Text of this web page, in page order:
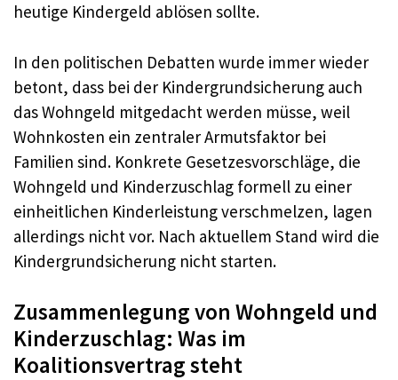
heutige Kindergeld ablösen sollte.
In den politischen Debatten wurde immer wieder
betont, dass bei der Kindergrundsicherung auch
das Wohngeld mitgedacht werden müsse, weil
Wohnkosten ein zentraler Armutsfaktor bei
Familien sind. Konkrete Gesetzesvorschläge, die
Wohngeld und Kinderzuschlag formell zu einer
einheitlichen Kinderleistung verschmelzen, lagen
allerdings nicht vor. Nach aktuellem Stand wird die
Kindergrundsicherung nicht starten.
Zusammenlegung von Wohngeld und
Kinderzuschlag: Was im
Koalitionsvertrag steht